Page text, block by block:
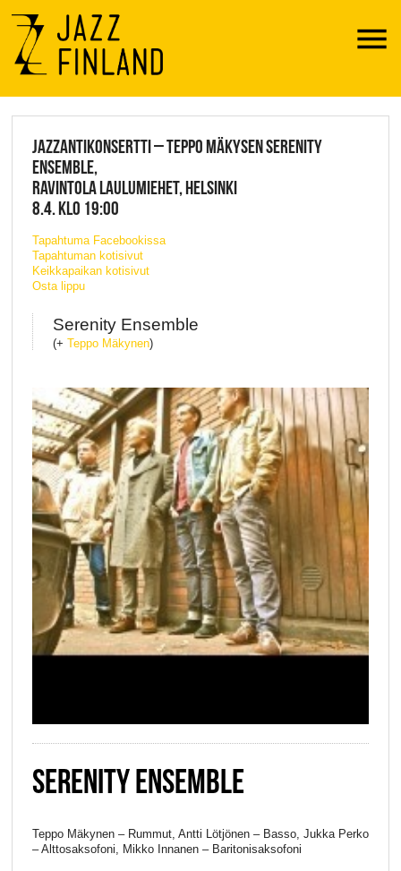
Menu
JAZZ FINLAND LIVE
JAZZANTIKONSERTTI – TEPPO MÄKYSEN SERENITY
ENSEMBLE,
RAVINTOLA LAULUMIEHET, HELSINKI
8.4. KLO 19:00
Tapahtuma Facebookissa
Tapahtuman kotisivut
Keikkapaikan kotisivut
Osta lippu
Serenity Ensemble
(+ Teppo Mäkynen)
SERENITY ENSEMBLE
Teppo Mäkynen – Rummut, Antti Lötjönen – Basso, Jukka Perko
– Alttosaksofoni, Mikko Innanen – Baritonisaksofoni